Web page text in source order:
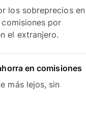
los sobreprecios en
por
el extranjero.
en comisiones
más lejos, sin